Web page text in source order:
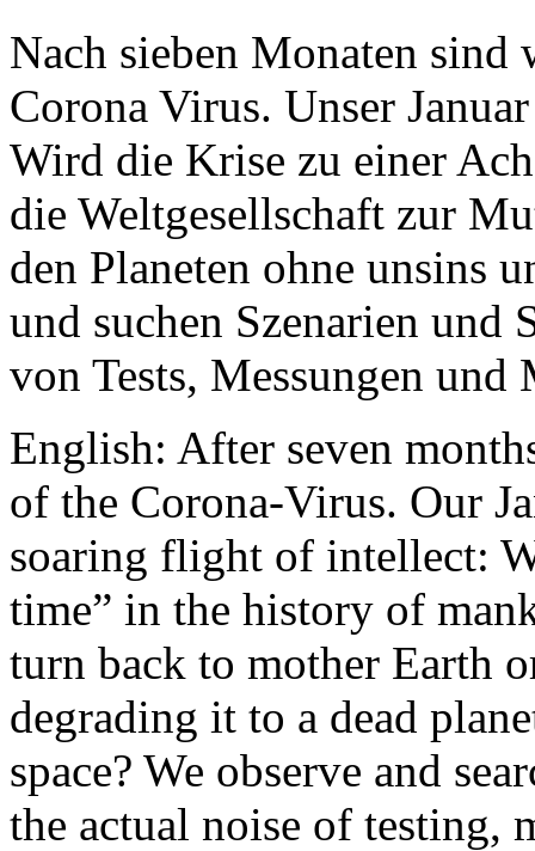
Nach sieben Monaten
Corona Virus. Unser
Wird die Krise zu einer
die Weltgesellschaft zur
den Planeten ohne unsins
und suchen Szenarien und
von Tests, Messungen und
English: After seven
of the Corona-Virus. Our
soaring flight of intellect:
time” in the history of
turn back to mother Earth
degrading it to a dead
space? We observe and
the actual noise of testing,